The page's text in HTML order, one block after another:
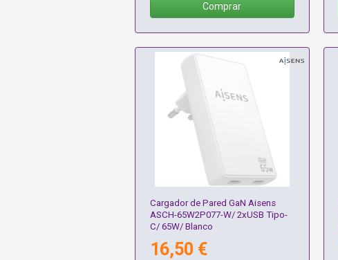
Comprar
Cargador de Pared GaN Aisens
ASCH-65W2P077-W/ 2xUSB Tipo-
C/ 65W/ Blanco
16,50 €